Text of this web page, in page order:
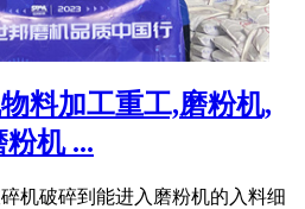
料加工重工,磨粉机,
机 ...
机破碎到能进入磨粉机的入料细